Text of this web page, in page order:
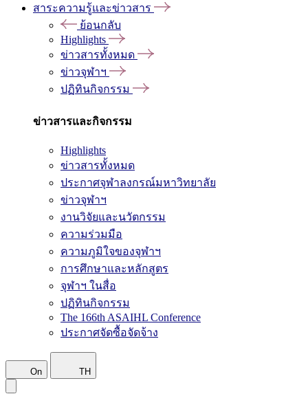
สาระความรู้และข่าวสาร
ย้อนกลับ
Highlights
ข่าวสารทั้งหมด
ข่าวจุฬาฯ
ปฏิทินกิจกรรม
ข่าวสารและกิจกรรม
Highlights
ข่าวสารทั้งหมด
ประกาศจุฬาลงกรณ์มหาวิทยาลัย
ข่าวจุฬาฯ
งานวิจัยและนวัตกรรม
ความร่วมมือ
ความภูมิใจของจุฬาฯ
การศึกษาและหลักสูตร
จุฬาฯ ในสื่อ
ปฏิทินกิจกรรม
The 166th ASAIHL Conference
ประกาศจัดซื้อจัดจ้าง
On TH